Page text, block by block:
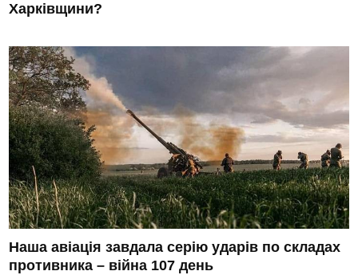
Харківщини?
Наша авіація завдала серію ударів по складах
противника – війна 107 день